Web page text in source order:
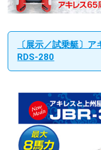
〔展示／試乗艇〕
RDS-280